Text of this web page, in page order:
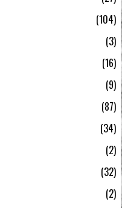
104
3
16
9
87
34
2
32
2